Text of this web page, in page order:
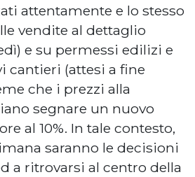
attentamente e lo stesso
vendite al dettaglio
e su permessi edilizi e
cantieri (attesi a fine
che i prezzi alla
segnare un nuovo
al 10%. In tale contesto,
saranno le decisioni
a ritrovarsi al centro della